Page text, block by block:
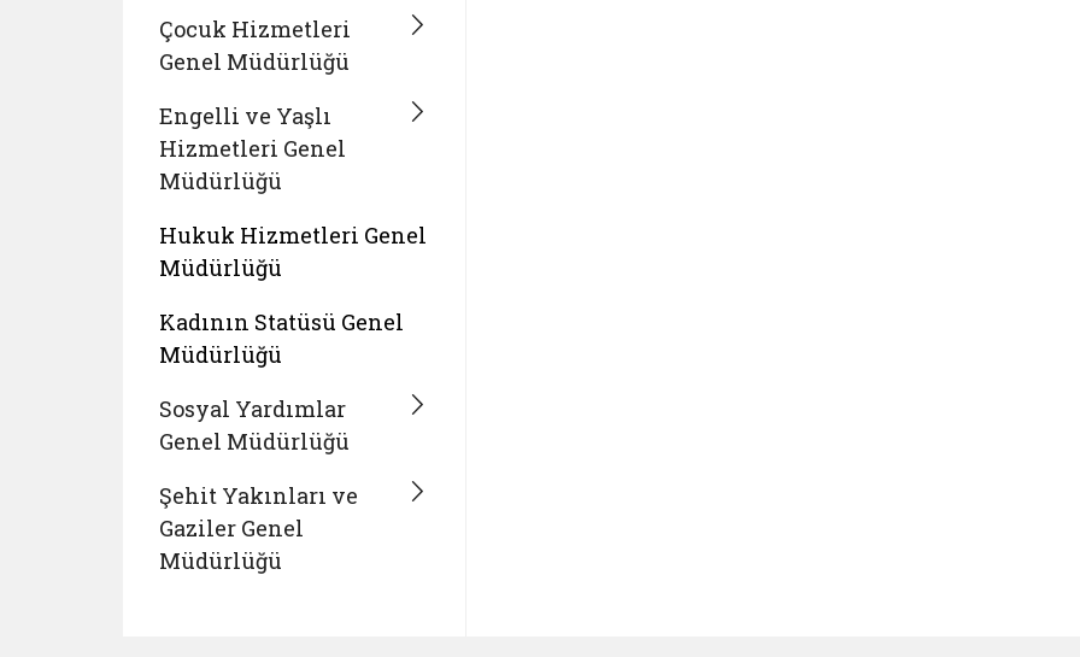
Çocuk Hizmetleri
Genel Müdürlüğü
Engelli ve Yaşlı
Hizmetleri Genel
Müdürlüğü
Hukuk Hizmetleri Genel
Müdürlüğü
Kadının Statüsü Genel
Müdürlüğü
Sosyal Yardımlar
Genel Müdürlüğü
Şehit Yakınları ve
Gaziler Genel
Müdürlüğü